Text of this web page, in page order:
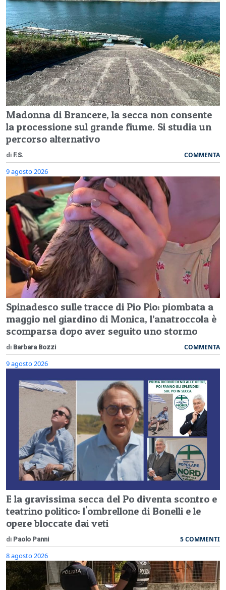
Madonna di Brancere, la secca non consente
la processione sul grande fiume. Si studia un
percorso alternativo
di F.S. COMMENTA
9 agosto 2026
Spinadesco sulle tracce di Pio Pio: piombata a
maggio nel giardino di Monica, l’anatroccola è
scomparsa dopo aver seguito uno stormo
di Barbara Bozzi COMMENTA
9 agosto 2026
E la gravissima secca del Po diventa scontro e
teatrino politico: l'ombrellone di Bonelli e le
opere bloccate dai veti
di Paolo Panni 5 COMMENTI
8 agosto 2026